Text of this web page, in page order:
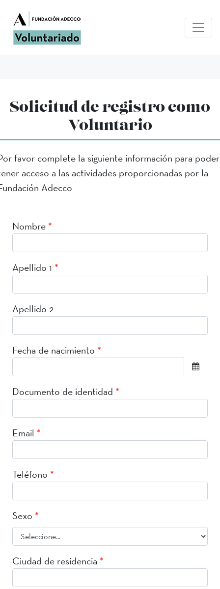
Solicitud de registro como
Voluntario
favor complete la siguiente información para poder
acceso a las actividades proporcionadas por la
Adecco
Nombre *
Apellido 1 *
Apellido 2
Fecha de nacimiento *
Documento de identidad *
Email *
Teléfono *
Sexo *
Ciudad de residencia *